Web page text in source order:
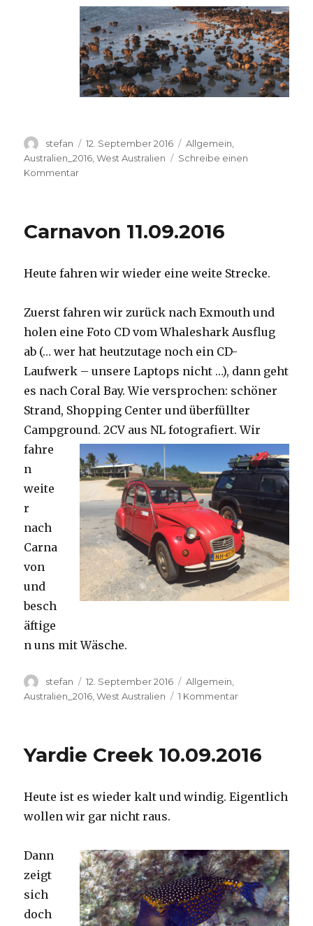
Autor
stefan
Veröffentlicht
am
12. September 2016 Kategorien
Allgemein
Australien_2016 ,West Australien
Schreibe einen
Kommentarzu
Carnavon 11.09.2016
Heute fahren wir wieder eine weite Strecke.
Zuerst fahren wir zurück nach Exmouth und
holen eine Foto CD vom Whaleshark Ausflug
ab (… wer hat heutzutage noch ein CD-
Laufwerk – unsere Laptops nicht …), dann geht
es nach Coral Bay. Wie versprochen: schöner
Strand, Shopping Center und überfüllter
Campground.2CV aus NL fotografiert. Wir
fahre
n
weite
r
nach
Carna
von
und
besch
äftige
n uns mit Wäsche.
Autor
stefan
Veröffentlicht
am
12. September 2016 Kategorien
Allgemein
Australien_2016 ,West Australien 1 Kommentarzu
Yardie Creek 10.09.2016
Heute ist es wieder kalt und windig. Eigentlich
wollen wir gar nicht raus.
Dann
zeigt
sich
doch